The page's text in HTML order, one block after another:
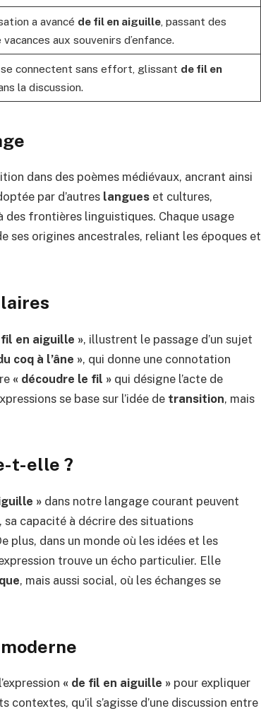
a avancé de fil en aiguille, passant des
aux souvenirs d’enfance.
connectent sans effort, glissant de fil en
la discussion.
dans des poèmes médiévaux, ancrant ainsi
par d’autres langues et cultures,
frontières linguistiques. Chaque usage
ses origines ancestrales, reliant les époques et
fil en aiguille », illustrent le passage d’un sujet
coq à l’âne », qui donne une connotation
« découdre le fil » qui désigne l’acte de
se base sur l’idée de transition, mais
t-elle ?
» dans notre langage courant peuvent
sa capacité à décrire des situations
plus, dans un monde où les idées et les
trouve un écho particulier. Elle
, mais aussi social, où les échanges se
« de fil en aiguille » pour expliquer
qu’il s’agisse d’une discussion entre